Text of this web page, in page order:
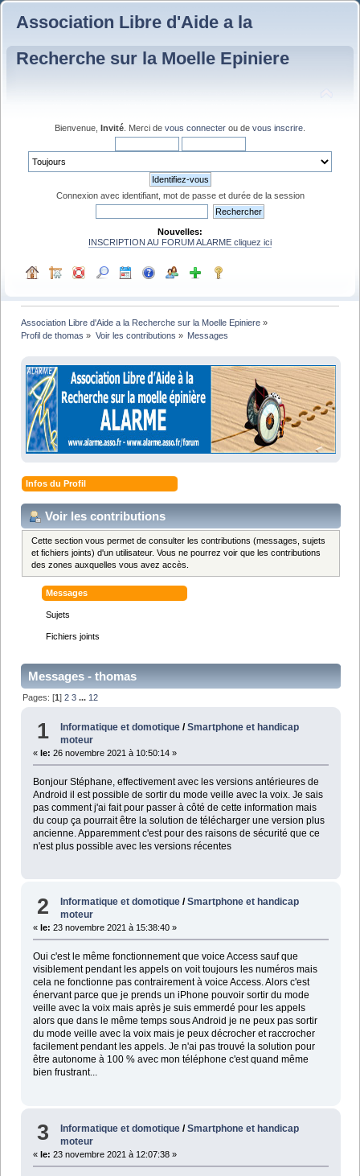
Association Libre d'Aide a la
Recherche sur la Moelle Epiniere
Bienvenue, Invité . Merci de vous connecter ou de vous inscrire
Connexion avec identifiant, mot de passe et durée de la session
Nouvelles:
INSCRIPTION AU FORUM ALARME cliquez ici
Association Libre d'Aide a la Recherche sur la Moelle Epiniere »
Profil de thomas » Voir les contributions » Messages
Infos du Profil
Voir les contributions
Cette section vous permet de consulter les contributions (messages, sujets
et fichiers joints) d'un utilisateur. Vous ne pourrez voir que les contributions
des zones auxquelles vous avez accès.
Messages
Sujets
Fichiers joints
Messages - thomas
Pages: [1]2 3 ...12
1 Informatique et domotique /Smartphone et handicap
moteur
« le: 26 novembre 2021 à 10:50:14 »
Bonjour Stéphane, effectivement avec les versions antérieures de
Android il est possible de sortir du mode veille avec la voix. Je sais
pas comment j'ai fait pour passer à côté de cette information mais
du coup ça pourrait être la solution de télécharger une version plus
ancienne. Apparemment c'est pour des raisons de sécurité que ce
n'est plus possible avec les versions récentes
2 Informatique et domotique /Smartphone et handicap
moteur
« le: 23 novembre 2021 à 15:38:40 »
Oui c'est le même fonctionnement que voice Access sauf que
visiblement pendant les appels on voit toujours les numéros mais
cela ne fonctionne pas contrairement à voice Access. Alors c'est
énervant parce que je prends un iPhone pouvoir sortir du mode
veille avec la voix mais après je suis emmerdé pour les appels
alors que dans le même temps sous Android je ne peux pas sortir
du mode veille avec la voix mais je peux décrocher et raccrocher
facilement pendant les appels. Je n'ai pas trouvé la solution pour
être autonome à 100 % avec mon téléphone c'est quand même
bien frustrant...
3 Informatique et domotique /Smartphone et handicap
moteur
« le: 23 novembre 2021 à 12:07:38 »